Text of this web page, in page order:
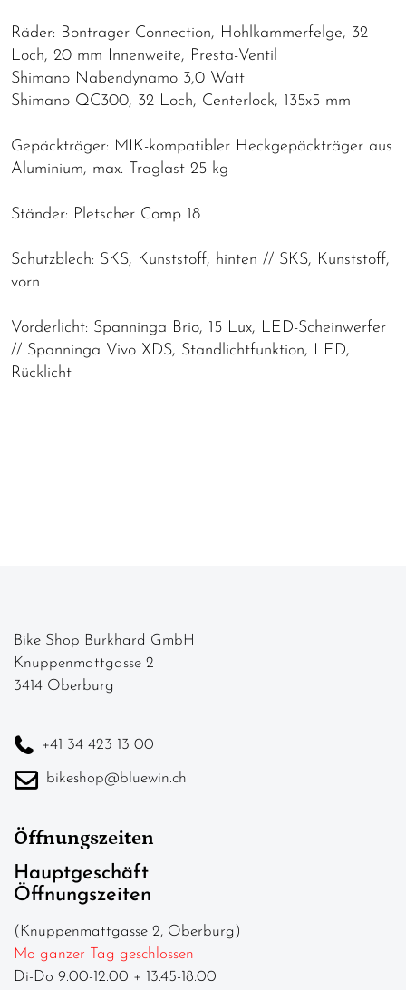
Räder: Bontrager Connection, Hohlkammerfelge, 32-
Loch, 20 mm Innenweite, Presta-Ventil
Shimano Nabendynamo 3,0 Watt
Shimano QC300, 32 Loch, Centerlock, 135x5 mm
Gepäckträger: MIK-kompatibler Heckgepäckträger aus
Aluminium, max. Traglast 25 kg
Ständer: Pletscher Comp 18
Schutzblech: SKS, Kunststoff, hinten // SKS, Kunststoff,
vorn
Vorderlicht: Spanninga Brio, 15 Lux, LED-Scheinwerfer
// Spanninga Vivo XDS, Standlichtfunktion, LED,
Rücklicht
Bike Shop Burkhard GmbH
Knuppenmattgasse 2
3414 Oberburg
+41 34 423 13 00
bikeshop@bluewin.ch
Öffnungszeiten
Hauptgeschäft
Öffnungszeiten
(Knuppenmattgasse 2, Oberburg)
Mo ganzer Tag geschlossen
Di-Do 9.00-12.00 + 13.45-18.00